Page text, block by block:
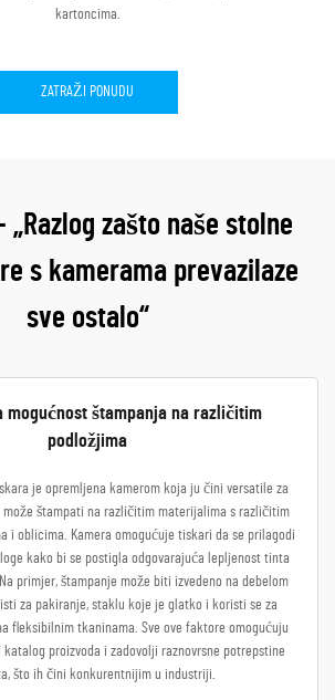
kartoncima.
ZATRAŽI PONUDU
„Razlog zašto naše stolne
s kamerama prevazilaze
sve ostalo“
mogućnost štampanja na različitim
podložjima
je opremljena kamerom koja ju čini versatile za
može štampati na različitim materijalima s različitim
i oblicima. Kamera omogućuje tiskari da se prilagodi
kako bi se postigla odgovarajuća lepljenost tinta
primjer, štampanje može biti izvedeno na debelom
za pakiranje, staklu koje je glatko i koristi se za
fleksibilnim tkaninama. Sve ove faktore omogućuju
proizvoda i zadovolji raznovrsne potrepstine
što ih čini konkurentnijim u industriji.